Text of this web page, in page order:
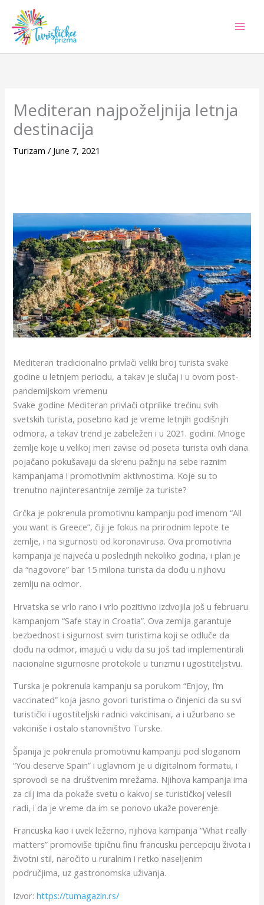
content
Mediteran najpoželjnija letnja
destinacija
Turizam / June 7, 2021
Mediteran tradicionalno privlači veliki broj turista svake
godine u letnjem periodu, a takav je slučaj i u ovom post-
pandemijskom vremenu
Svake godine Mediteran privlači otprilike trećinu svih
svetskih turista, posebno kad je vreme letnjih godišnjih
odmora, a takav trend je zabeležen i u 2021. godini. Mnoge
zemlje koje u velikoj meri zavise od poseta turista ovih dana
pojačano pokušavaju da skrenu pažnju na sebe raznim
kampanjama i promotivnim aktivnostima. Koje su to
trenutno najinteresantnije zemlje za turiste?
Grčka je pokrenula promotivnu kampanju pod imenom “All
you want is Greece”, čiji je fokus na prirodnim lepote te
zemlje, i na sigurnosti od koronavirusa. Ova promotivna
kampanja je najveća u poslednjih nekoliko godina, i plan je
da “nagovore” bar 15 milona turista da dođu u njihovu
zemlju na odmor.
Hrvatska se vrlo rano i vrlo pozitivno izdvojila još u februaru
kampanjom “Safe stay in Croatia”. Ova zemlja garantuje
bezbednost i sigurnost svim turistima koji se odluče da
dođu na odmor, imajući u vidu da su još tad implementirali
nacionalne sigurnosne protokole u turizmu i ugostiteljstvu.
Turska je pokrenula kampanju sa porukom “Enjoy, I’m
vaccinated” koja jasno govori turistima o činjenici da su svi
turistički i ugostiteljski radnici vakcinisani, a i užurbano se
vakciniše i ostalo stanovništvo Turske.
Španija je pokrenula promotivnu kampanju pod sloganom
“You deserve Spain” i uglavnom je u digitalnom formatu, i
sprovodi se na društvenim mrežama. Njihova kampanja ima
za cilj ima da pokaže svetu o kakvoj se turističkoj velesili
radi, i da je vreme da im se ponovo ukaže poverenje.
Francuska kao i uvek ležerno, njihova kampanja “What really
matters” promoviše tipičnu finu francusku percepciju života i
životni stil, naročito u ruralnim i retko naseljenim
područjima, uz gastronomska uživanja.
Izvor:https://tumagazin.rs/